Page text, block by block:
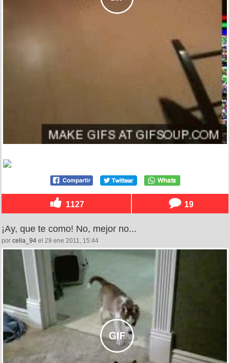
1127 19
¡Ay, que te como! No, mejor no...
por celia_94 el 29 ene 2011, 15:44